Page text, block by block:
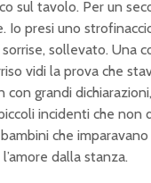
sul tavolo. Per un
Io presi uno
sorrise, sollevato. Una
vidi la prova che
con grandi
incidenti che non
che
dalla stanza.